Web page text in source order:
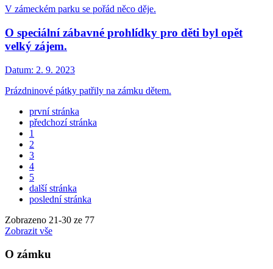
V zámeckém parku se pořád něco děje.
O speciální zábavné prohlídky pro děti byl opět
velký zájem.
Datum: 2. 9. 2023
Prázdninové pátky patřily na zámku dětem.
první stránka
předchozí stránka
1
2
3
4
5
další stránka
poslední stránka
Zobrazeno 21-30 ze 77
Zobrazit vše
O zámku